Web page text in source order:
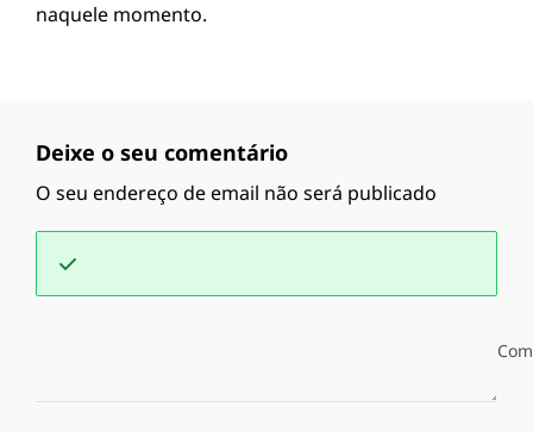
naquele momento.
Deixe o seu comentário
O seu endereço de email não será publicado